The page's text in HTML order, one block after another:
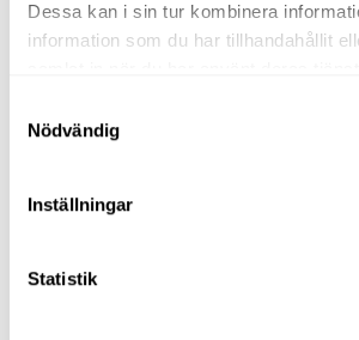
Dessa kan i sin tur kombinera
information som du har tillhandahållit
Nödvändig
Inställningar
Statistik
Hallmöbler
Matgrupper
Möbelvård